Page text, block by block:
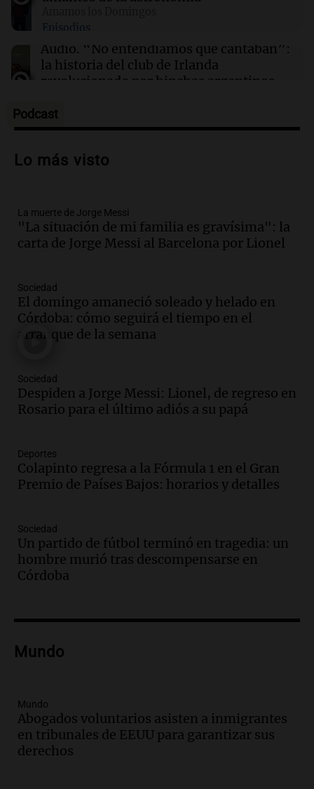
Episodios
Audio. “No entendíamos qué cantaban”:
la historia del club de Irlanda
revolucionado por hinchas argentinos
Episodios
Audio.Crisis diplomática: el embajador
con Brasil
Audio.Bomberos asisten a senderista
con fractura de tobillo en refugio Doña
Rosa
Episodios
Audio.Amaycha del Valle avanza en
investigación internacional sobre asma
con nueva tecnología médica
Audio.
Suspenden descuento en SUBE y
aumentan tarifas del SUBTE en Buenos
Aires desde agosto
Episodios
Audio.Kicillof critica la desregulación
financiera y el aumento de la morosidad
Episodios
Audio.La UNT evalúa apelación ante la
Corte Suprema tras fallo que aparta a
Episodios
que la justicia social viene siendo
Episodios
Audio. La Bulaya se prepara para el cierre
de su gran muestra anual con la
participación de miles de visitantes
Podcast
Lo más visto
La muerte de Jorge Messi
"La situación de mi familia es gravísima": la
carta de Jorge Messi al Barcelona por Lionel
Sociedad
El domingo amaneció soleado y helado en
Córdoba: cómo seguirá el tiempo en el
arranque de la semana
Sociedad
Despiden a Jorge Messi: Lionel, de regreso en
Rosario para el último adiós a su papá
Deportes
Colapinto regresa a la Fórmula 1 en el Gran
Premio de Países Bajos: horarios y detalles
Sociedad
Un partido de fútbol terminó en tragedia: un
hombre murió tras descompensarse en
Córdoba
Mundo
Mundo
Abogados voluntarios asisten a inmigrantes
en tribunales de EEUU para garantizar sus
derechos